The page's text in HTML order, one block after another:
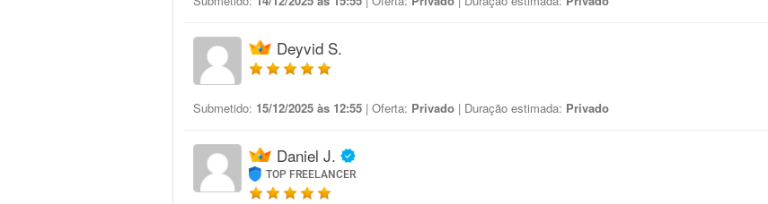
Deyvid S.
Submetido: 15/12/2025 às 12:55 | Oferta: Privado | Duração estimada: Privado
Daniel J.
TOP FREELANCER